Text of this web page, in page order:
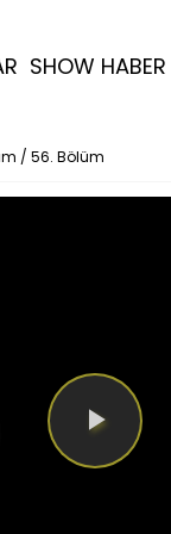
SHOW HABER
/ 56. Bölüm